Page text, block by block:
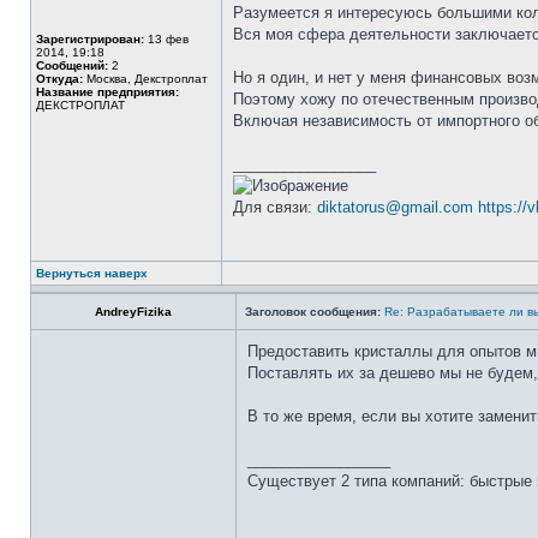
Зарегистрирован: 13 фев
2014, 19:18
Сообщений: 2
Откуда: Москва, Декстроплат
Название предприятия:
ДЕКСТРОПЛАТ
Разумеется я интересуюсь большими
Вся моя сфера деятельности
Но я один, и нет у меня финансовых
Поэтому хожу по отечественным
Включая независимость от импортного
Для связи: diktatorus@gmail.com https://
Вернуться наверх
AndreyFizika Заголовок сообщения: Re: Разрабатываете ли
Предоставить кристаллы для опытов
Поставлять их за дешево мы не
В то же время, если вы хотите
Существует 2 типа компаний: